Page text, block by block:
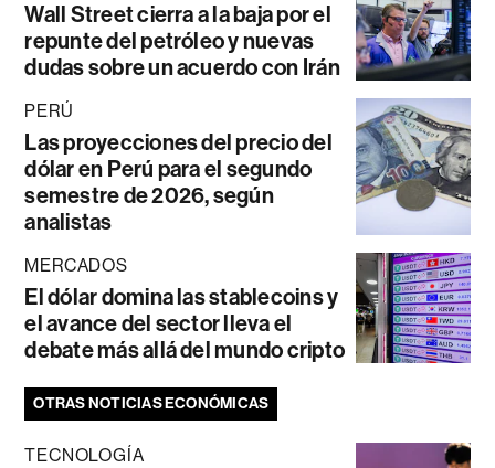
Wall Street cierra a la baja por el
repunte del petróleo y nuevas
dudas sobre un acuerdo con Irán
PERÚ
Las proyecciones del precio del
dólar en Perú para el segundo
semestre de 2026, según
analistas
MERCADOS
El dólar domina las stablecoins y
el avance del sector lleva el
debate más allá del mundo cripto
OTRAS NOTICIAS ECONÓMICAS
TECNOLOGÍA